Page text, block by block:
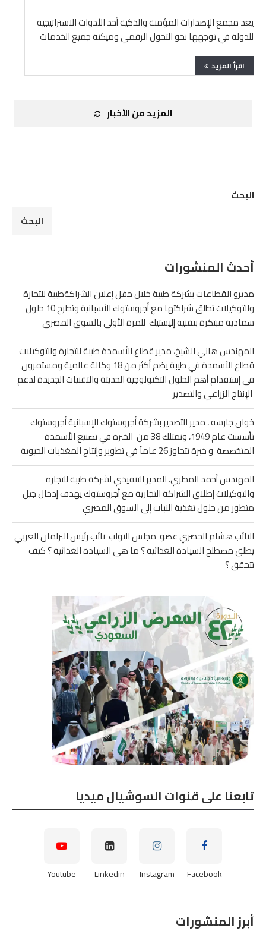
يعد مجمع الإصدارات المؤمنة والذكية أحد الأدوات الاستراتيجية
للدولة في توجهها نحو التحول الرقمي وميكنة جميع الخدمات
اقرأ المزيد
المزيد من الأخبار
البحث
البحث
أحدث المنشورات
مديرو القطاعات بشركة طيبة خلال حفل إعلان الشراكةطيبة للتجارة
والتوكيلات تطلق شراكتها مع أجروستوك الأسبانية وتطرح 10 حلول
سمادية مبتكرة بتفنية إليستيك للمرة الأولى بالسوق المصرى
المهندس هاني الشيخ، مدير قطاع الأسمدة طيبة للتجارة والتوكيلات
قطاع الأسمدة في طيبة يضم أكثر من 18 وكالة عالمية ومستمرون
فى إستقدام أهم الحلول التكنولوجية الحديثة والتقنيات الجديدة لدعم
الإنتاج الزراعي والتصدير
خوان جارسه ، مدير التصدير بشركة أجروستوك الإسبانية أجروستوك
تأسست عام 1949، ونمتلك 38 من الخبرة في تصنيع الأسمدة
المتخصصة و خبرة تتجاوز 26 عاماً في تطوير وإنتاج المغذيات الحيوية
المهندس أحمد المطري، المدير التنفيذي لشركة طيبة للتجارة
والتوكيلات إطلاق الشراكة التجارية مع أجروستوك يهدف إدخال جيل
متطور من حلول تغذية النبات إلى السوق المصري
النائب هشام الحصري عضو مجلس النواب نائب رئيس البرلمان العربي
يطلق مصطلح السيادة الغذائية ؟ ما هى السيادة الغذائية ؟ كيف
تتحقق ؟
تابعنا على قنوات السوشيال ميديا
Facebook
Instagram
Linkedin
Youtube
أبرز المنشورات